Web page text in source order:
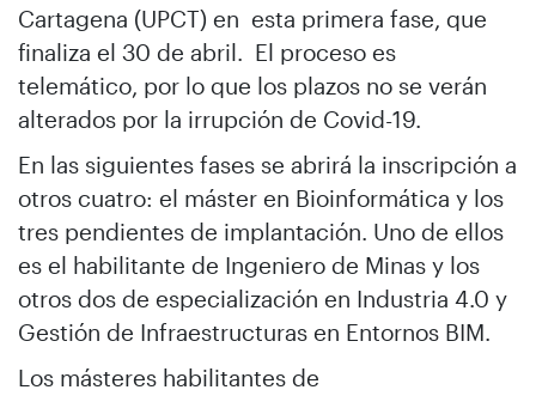
Cartagena (UPCT) en esta primera fase, que
finaliza el 30 de abril. El proceso es
telemático, por lo que los plazos no se verán
alterados por la irrupción de Covid-19.
En las siguientes fases se abrirá la inscripción a
otros cuatro: el máster en Bioinformática y los
tres pendientes de implantación. Uno de ellos
es el habilitante de Ingeniero de Minas y los
otros dos de especialización en Industria 4.0 y
Gestión de Infraestructuras en Entornos BIM.
Los másteres habilitantes de